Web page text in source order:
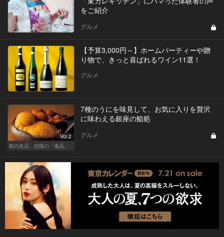
をご紹介
グルメ
【予算3,000円～】ホームパーティーや贈
り物で、きっと喜ばれるワイン11選！
グルメ
Vol.2
鮨の名店、自慢の「逸品」
7種のうにを味見して、お気に入りを贅沢
に味わえる銀座の鮨処
グルメ